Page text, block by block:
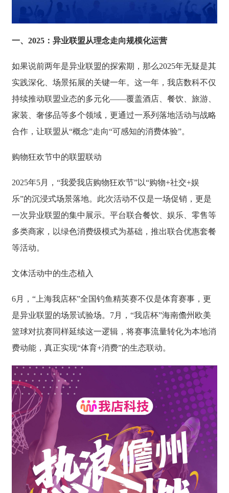
一、2025：异业联盟从理念走向规模化运营
如果说前两年是异业联盟的探索期，那么2025年无疑是其
实践深化、场景拓展的关键一年。这一年，我店数科不仅
持续推动联盟业态的多元化——覆盖酒店、餐饮、旅游、
家装、奢侈品等多个领域，更通过一系列落地活动与战略
合作，让联盟从“概念”走向“可感知的消费体验”。
购物狂欢节中的联盟联动
2025年5月，“我爱我店购物狂欢节”以“购物+社交+娱
乐”的沉浸式场景落地。此次活动不仅是一场促销，更是
一次异业联盟的集中展示。平台联合餐饮、娱乐、零售等
多类商家，以绿色消费级模式为基础，推出联合优惠套餐
等活动。
文体活动中的生态植入
6月，“上海我店杯”全国钓鱼精英赛不仅是体育赛事，更
是异业联盟的场景试验场。7月，“我店杯”海南儋州欧美
篮球对抗赛同样延续这一逻辑，将赛事流量转化为本地消
费动能，真正实现“体育+消费”的生态联动。